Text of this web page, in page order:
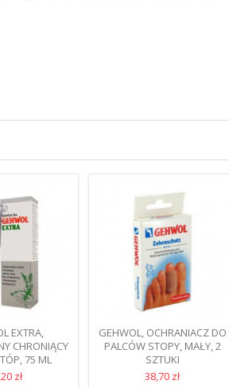
EXTRA,
CHRONIĄCY
75 ML
zł
GEHWOL, OCHRANIACZ DO
PALCÓW STOPY, MAŁY, 2
SZTUKI
38,70 zł